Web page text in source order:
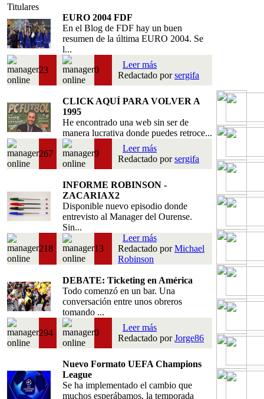
Titulares
EURO 2004 FDF
En el Blog de FDF hay un buen
resumen de la última EURO 2004. Se
l...
23 0
Leer más
Redactado porsergifa
CLICK AQUÍ PARA VOLVER A
1995
He encontrado una web sin ser de
manera lucrativa donde puedes retroce...
267 9
Leer más
Redactado porsergifa
INFORME ROBINSON -
ZACARIAX2
Disponible nuevo episodio donde
entrevisto al Manager del Ourense.
Sin...
218 13
Leer más
Redactado porMichael
Robinson
DEBATE: Ticketing en América
Todo comenzó en un bar. Una
conversación entre unos obreros
tomando ...
294 0
Leer más
Redactado porJorge86
Nuevo Formato UEFA Champions
League
Se ha implementado el cambio que
muchos esperábamos, la temporada